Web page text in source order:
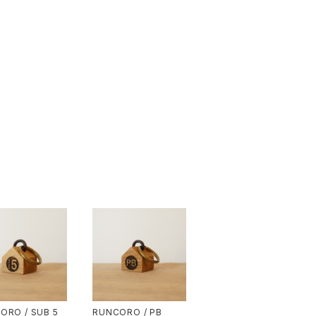
/ SUB 5 RUNCORO / PB